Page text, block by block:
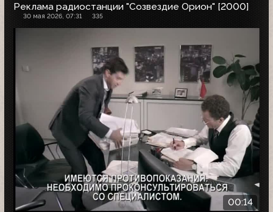
Реклама радиостанции "Созвездие Орион" [2000]
30 мая 2026, 07:31 335
00:14